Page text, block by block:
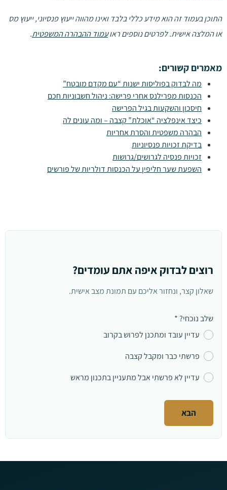
התוכן בעמוד זה הוא מידע כללי בלבד ואינו מהווה ייעוץ פנסיוני, ייעוץ מס
או המלצה אישית. לפרטים נוספים ראועמוד ההבהרה המשפטית.
מאמרים קשורים:
מה לבדוק בפוליסות ישנות “עם מקדם מובטח”
הכנסות מפרילנס אחרי פרישה: ניהול חשבוניות חכם
חיסכון והשקעות בגיל הפרישה
כיצד אינפלציה “אוכלת” קצבה – ומה עונים לה
הבהרה משפטית והסרת אחריות
בדיקת זכויות פנסיוניות
זכויות פנסיה לגרושים/גרושות
השפעת שער חליפין על הכנסות דולריות של פורשים
רוצים לבדוק איפה אתם עומדים?
שאלון קצר, ונחזור אליכם עם תמונת מצב אישית.
שלב נוכחי?*
עדיין עובד ומתכנן לפרוש בקרוב
פרשתי כבר ומקבל קצבה
עדיין לא פרשתי אבל מתעניין בתכנון מראש
הבא